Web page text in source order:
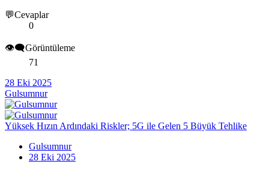
💬Cevaplar
0
👁️‍🗨️Görüntüleme
71
28 Eki 2025
Gulsumnur
Yüksek Hızın Ardındaki Riskler; 5G ile Gelen 5 Büyük Tehlike
Gulsumnur
28 Eki 2025